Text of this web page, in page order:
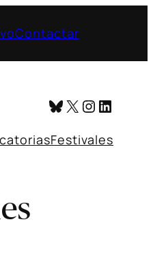
Contactar
Bluesky
X
Festivales